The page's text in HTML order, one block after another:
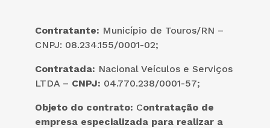
Contratante: Município de Touros/RN –
CNPJ: 08.234.155/0001-02;
Contratada: Nacional Veículos e Serviços
LTDA – CNPJ: 04.770.238/0001-57;
Objeto do contrato: Contratação de
empresa especializada para realizar a